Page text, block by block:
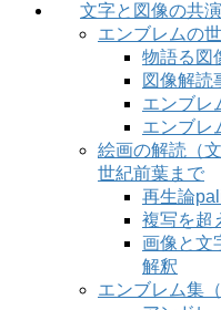
文字と図像の共演
エンブレムの
物語る図
図像解読
エンブレ
エンブレ
絵画の解読（
世紀前葉まで
再生論
複写を超
画像と文
解釈
エンブレム集